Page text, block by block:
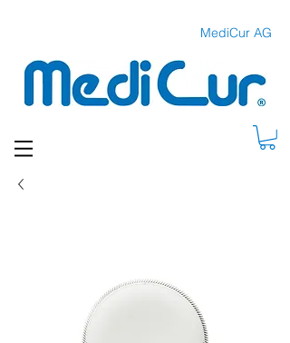
MediCur AG